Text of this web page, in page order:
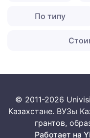
По типу
© 2011-2026
Казахстане. ВУЗы
грантов,
Работает на